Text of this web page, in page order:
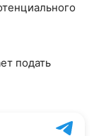
подать